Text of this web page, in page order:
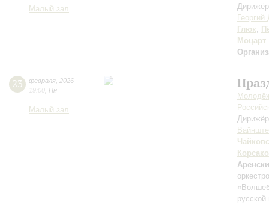
Малый зал
Георгий
Глюк,
Моцарт
23 февраля 2026
19:00 Пн
Малый зал